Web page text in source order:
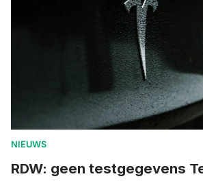
NIEUWS
RDW: geen testgegevens